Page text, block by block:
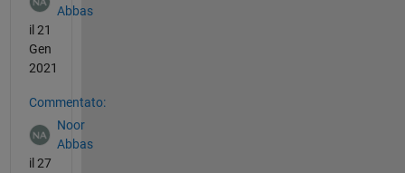
Abbas
il 21
Gen
2021
Commentato:
Noor
Abbas
il 27